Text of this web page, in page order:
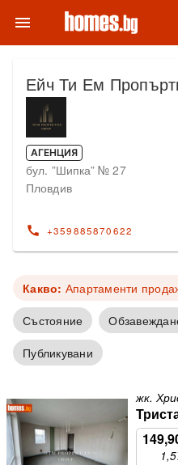
menu
Ейч Ти Ем
АГЕНЦИЯ
бул. ”Шипка” № 27
Пловдив
call +359885870622
Какво: Апартаменти
Състояние
Публикувани
жк.